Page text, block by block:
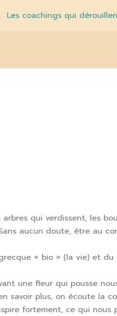
Les coachings qui
arbres qui verdissent, les
aucun doute, être au
« bio » (la vie) et
une fleur qui pousse
savoir plus, on écoute la
fortement, ce qui